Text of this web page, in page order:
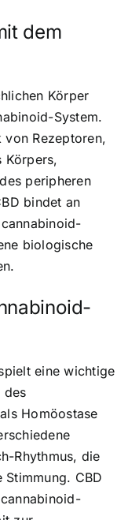
dem
Körper
System.
von Rezeptoren,
Körpers,
peripheren
bindet an
biologische
eine wichtige
des
Homöostase
Rhythmus, die
CBD